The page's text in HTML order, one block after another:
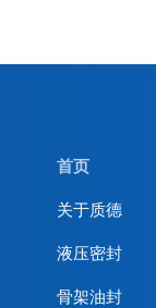
首页
关于质德
液压密封
骨架油封